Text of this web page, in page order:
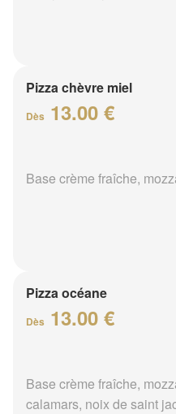
Pizza chèvre miel
Dès 13.00 €
Base crème fraîche,
Pizza océane
Dès 13.00 €
Base crème fraîche,
calamars, noix de saint